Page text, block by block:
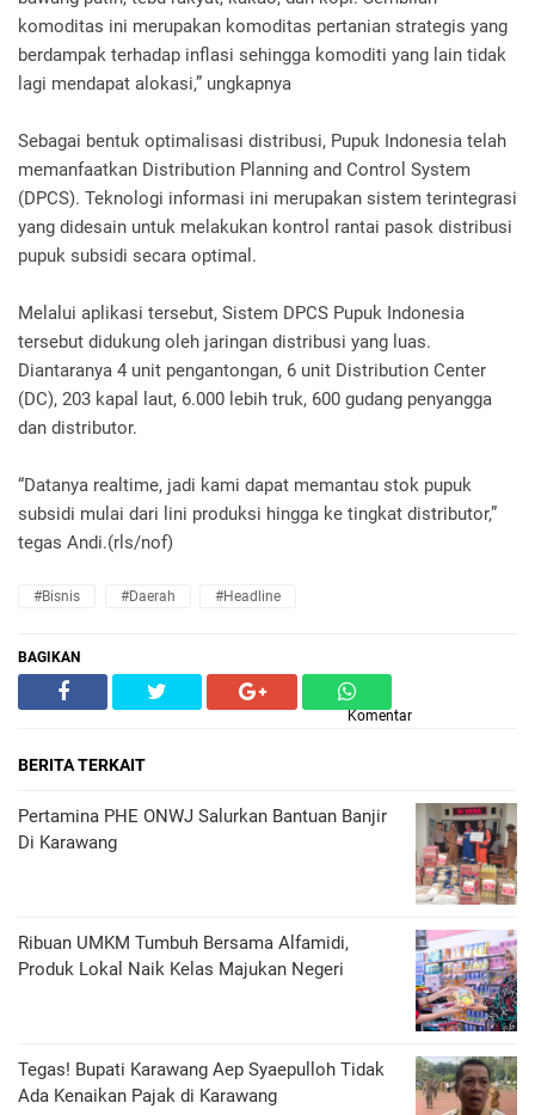
komoditas ini merupakan komoditas pertanian strategis yang
berdampak terhadap inflasi sehingga komoditi yang lain tidak
lagi mendapat alokasi,” ungkapnya
Sebagai bentuk optimalisasi distribusi, Pupuk Indonesia telah
memanfaatkan Distribution Planning and Control System
(DPCS). Teknologi informasi ini merupakan sistem terintegrasi
yang didesain untuk melakukan kontrol rantai pasok distribusi
pupuk subsidi secara optimal.
Melalui aplikasi tersebut, Sistem DPCS Pupuk Indonesia
tersebut didukung oleh jaringan distribusi yang luas.
Diantaranya 4 unit pengantongan, 6 unit Distribution Center
(DC), 203 kapal laut, 6.000 lebih truk, 600 gudang penyangga
dan distributor.
“Datanya realtime, jadi kami dapat memantau stok pupuk
subsidi mulai dari lini produksi hingga ke tingkat distributor,”
tegas Andi.(rls/nof)
#Bisnis #daerah #headline
BAGIKAN
Komentar
BERITA TERKAIT
Pertamina PHE ONWJ Salurkan Bantuan Banjir
Di Karawang
Ribuan UMKM Tumbuh Bersama Alfamidi,
Produk Lokal Naik Kelas Majukan Negeri
Tegas! Bupati Karawang Aep Syaepulloh Tidak
Ada Kenaikan Pajak di Karawang